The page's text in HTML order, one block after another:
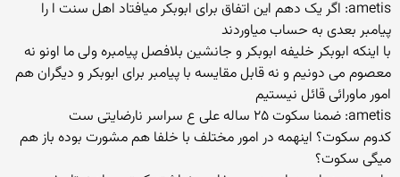
ametis: اگر یک دهم این اتفاق برای ابوبکر میافتاد اهل سنت ا را
پیامبر بعدی به حساب میاوردند
با اینکه ابوبکر خلیفه ابوبکر و جانشین بلافصل پیامبره ولی ما اونو نه
معصوم می دونیم و نه قابل مقایسه با پیامبر برای ابوبکر و دیگران هم
امور ماورائی قائل نیستیم
ametis: ضمنا سکوت ۲۵ ساله علی ع سراسر نارضایتی ست
کدوم سکوت؟ اینهمه در امور مختلف با خلفا هم مشورت بوده باز هم
میگی سکوت؟